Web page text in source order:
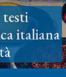
italiana